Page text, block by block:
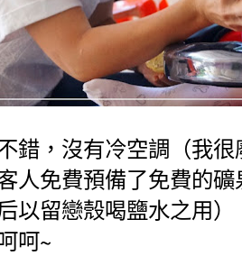
錯，沒有冷空調（我
人免費預備了免費的
以留戀殼喝鹽水之用
呵~